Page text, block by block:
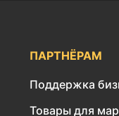
ПАРТНЁРАМ
Поддержка
Товары для